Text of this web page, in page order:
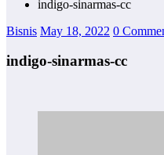
indigo-sinarmas-cc
Bisnis May 18, 2022 0
indigo-sinarmas-cc